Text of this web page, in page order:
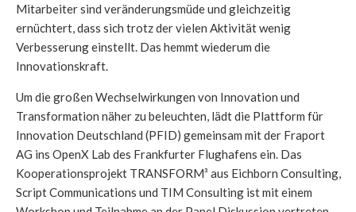
Mitarbeiter sind veränderungsmüde und gleichzeitig
ernüchtert, dass sich trotz der vielen Aktivität wenig
Verbesserung einstellt. Das hemmt wiederum die
Innovationskraft.
Um die großen Wechselwirkungen von Innovation und
Transformation näher zu beleuchten, lädt die Plattform für
Innovation Deutschland (PFID) gemeinsam mit der Fraport
AG ins OpenX Lab des Frankfurter Flughafens ein. Das
Kooperationsprojekt TRANSFORM³ aus Eichborn Consulting,
Script Communications und TIM Consulting ist mit einem